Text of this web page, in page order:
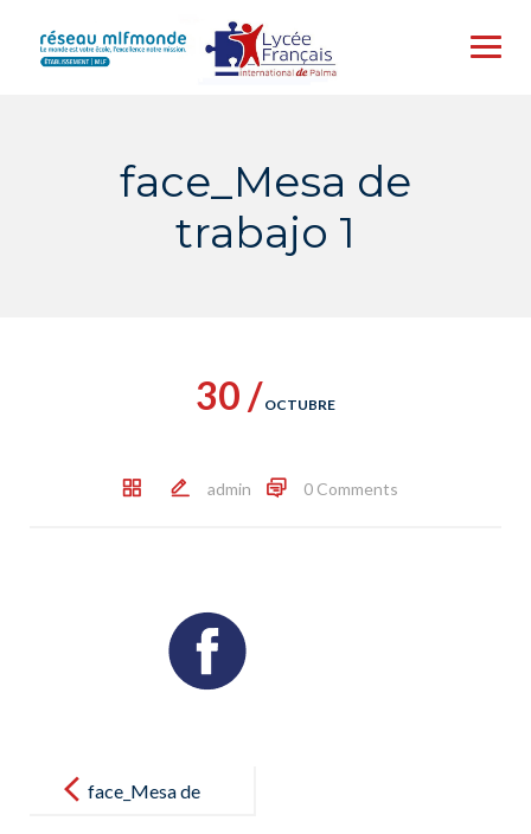
content
face_Mesa de
trabajo 1
30 / OCTUBRE
admin 0 Comments
navigationface_Mesa de